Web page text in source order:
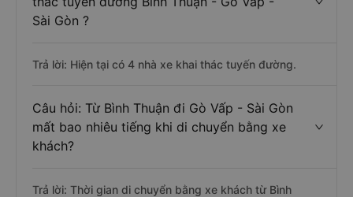
Sài Gòn ?
Trả lời: Hiện tại có 4 nhà xe khai thác tuyến đường.
Câu hỏi: Từ Bình Thuận đi Gò Vấp - Sài Gòn
mất bao nhiêu tiếng khi di chuyển bằng xe
khách?
Trả lời: Thời gian di chuyển bằng xe khách từ Bình